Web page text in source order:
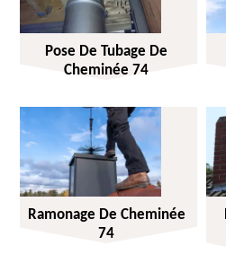
Pose De Tubage De
Cheminée 74
Ramonage De Cheminée
74